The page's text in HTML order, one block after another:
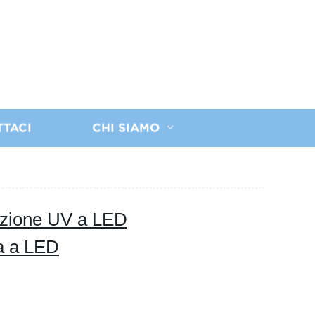
CHI SIAMO
UV a LED
a LED